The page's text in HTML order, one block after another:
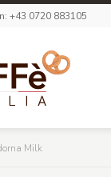
+43 0720 883105
Milk